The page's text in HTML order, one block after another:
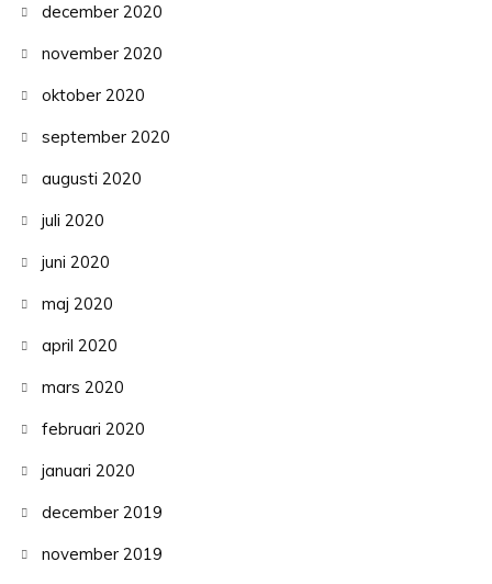
december 2020
november 2020
oktober 2020
september 2020
augusti 2020
juli 2020
juni 2020
maj 2020
april 2020
mars 2020
februari 2020
januari 2020
december 2019
november 2019